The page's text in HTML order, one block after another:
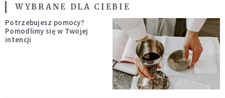
WYBRANE DLA CIEBIE
Potrzebujesz pomocy?
Pomodlimy się w Twojej
intencji